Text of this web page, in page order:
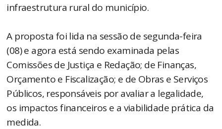
infraestrutura rural do município.
A proposta foi lida na sessão de segunda-feira
(08) e agora está sendo examinada pelas
Comissões de Justiça e Redação; de Finanças,
Orçamento e Fiscalização; e de Obras e Serviços
Públicos, responsáveis por avaliar a legalidade,
os impactos financeiros e a viabilidade prática da
medida.